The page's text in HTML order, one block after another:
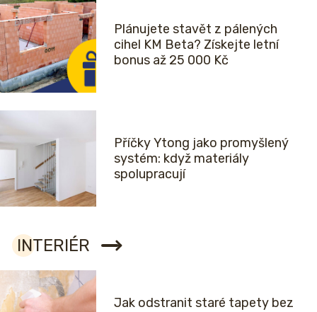
Plánujete stavět z pálených
cihel KM Beta? Získejte letní
bonus až 25 000 Kč
Příčky Ytong jako promyšlený
systém: když materiály
spolupracují
INTERIÉR
Jak odstranit staré tapety bez